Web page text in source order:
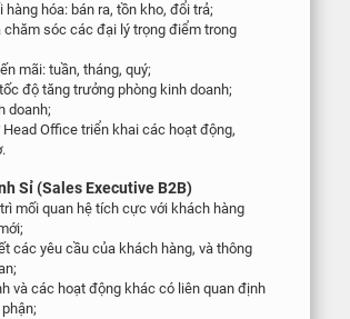
hàng hóa: bán ra,tồn kho, đổi trả;
chăm sóc các đại lý trọng điểm trong
mãi: tuần,tháng, quý;
độ tăng trưởng phòng kinh doanh;
doanh;
Office triển khai các hoạt động,
Sỉ (Sales Executive B2B)
mối quan hệ tích cực với khách hàng
các yêu cầu của khách hàng, và thông
và các hoạt động khác có liên quan định